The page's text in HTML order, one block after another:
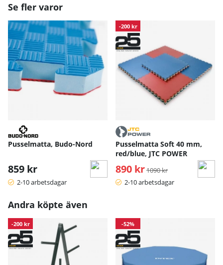
Se fler varor
Pusselmatta, Budo-Nord
859 kr
2-10 arbetsdagar
-200 kr
Pusselmatta Soft 40 mm,
red/blue, JTC POWER
890 kr Ordinarie pris:
1090 kr
2-10 arbetsdagar
Andra köpte även
-200 kr -52%